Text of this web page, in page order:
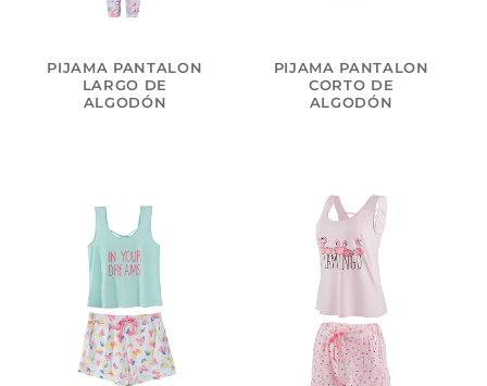
PIJAMA PANTALON
LARGO DE
ALGODÓN
PIJAMA PANTALON
CORTO DE
ALGODÓN